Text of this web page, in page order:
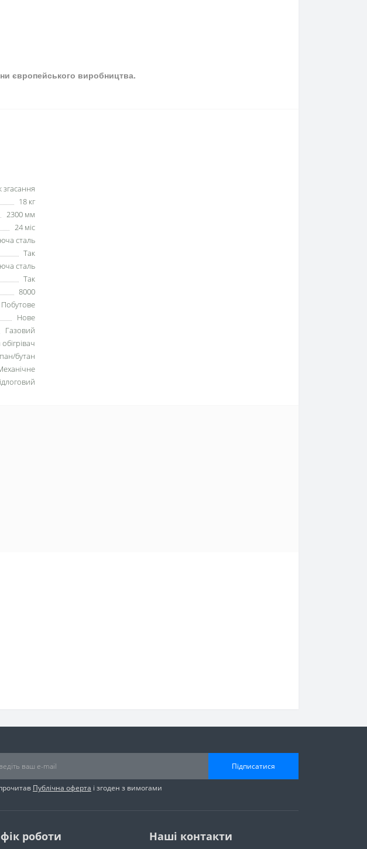
європейського виробництва.
18 кг
2300 мм
24 міс
сталь
Так
сталь
Так
8000
Побутове
Нове
Газовий
бутан
Підписатися
Публічна оферта і згоден з вимогами
роботи Наші контакти